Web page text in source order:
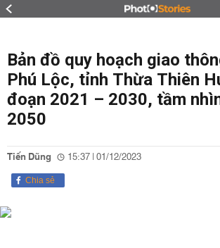
Bản đồ quy hoạch giao
Phú Lộc, tỉnh Thừa Thiên
đoạn 2021 – 2030, tầm
2050
Tiến Dũng 15:37 | 01/12/2023
Chia sẻ